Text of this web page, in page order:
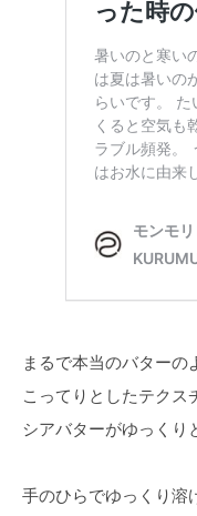
まるで本当のバターの
こってりとしたテクス
シアバターがゆっくり
手のひらでゆっくり溶